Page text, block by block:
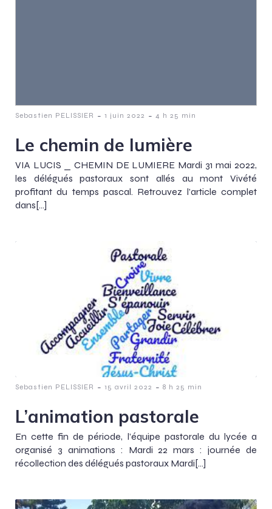
Sebastien PELISSIER - 1 juin 2022 - 4 h 25 min
Le chemin de lumière
VIA LUCIS _ CHEMIN DE LUMIERE Mardi 31 mai 2022,
les délégués pastoraux sont allés au mont Vivété
profitant du temps pascal. Retrouvez l’article complet
dans[…]
Sebastien PELISSIER - 15 avril 2022 - 8 h 25 min
L’animation pastorale
En cette fin de période, l’équipe pastorale du lycée a
organisé 3 animations : Mardi 22 mars : journée de
récollection des délégués pastoraux Mardi[…]